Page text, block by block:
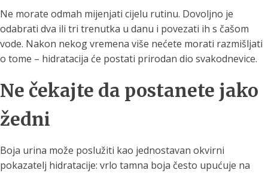
Ne morate odmah mijenjati cijelu rutinu. Dovoljno je
odabrati dva ili tri trenutka u danu i povezati ih s čašom
vode. Nakon nekog vremena više nećete morati razmišljati
o tome – hidratacija će postati prirodan dio svakodnevice.
Ne čekajte da postanete jako
žedni
Boja urina može poslužiti kao jednostavan okvirni
pokazatelj hidratacije: vrlo tamna boja često upućuje na